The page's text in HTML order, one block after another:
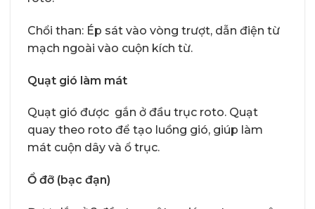
Chổi than: Ép sát vào vòng trượt, dẫn điện từ
mạch ngoài vào cuộn kích từ.
Quạt gió làm mát
Quạt gió được gắn ở đầu trục roto. Quạt
quay theo roto để tạo luồng gió, giúp làm
mát cuộn dây và ổ trục.
Ổ đỡ (bạc đạn)